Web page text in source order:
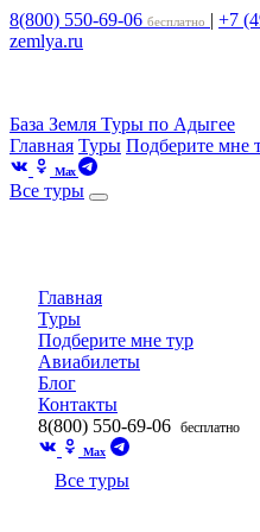
8(800) 550-69-06 бесплатно | +7
zemlya.ru
База Земля Туры по Адыгее
Главная Туры Подберите мне
Max
Все туры
Главная
Туры
Подберите мне тур
Авиабилеты
Блог
Контакты
8(800) 550-69-06 бесплатно
Max
Все туры